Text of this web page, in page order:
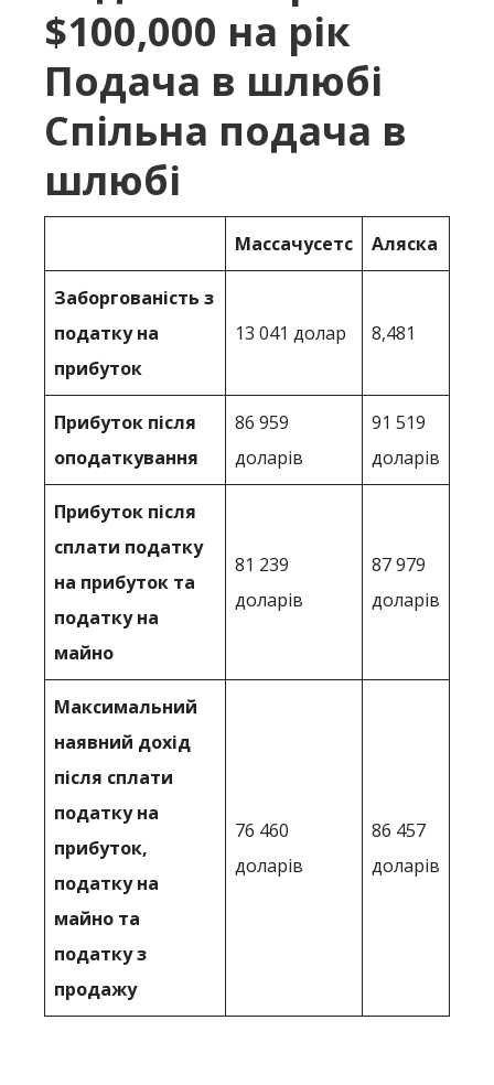
$100,000 на рік
Подача в шлюбі
Спільна подача в
шлюбі
Массачусетс Аляска
Заборгованість з
податку на
прибуток
13 041 долар 8,481
Прибуток після
оподаткування
86 959
доларів
91 519
доларів
Прибуток після
сплати податку
на прибуток та
податку на
майно
81 239
доларів
87 979
доларів
Максимальний
наявний дохід
після сплати
податку на
прибуток,
податку на
майно та
податку з
продажу
76 460
доларів
86 457
доларів